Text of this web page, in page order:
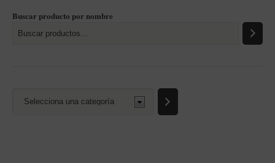
Buscar producto por nombre